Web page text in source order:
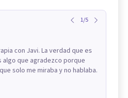
1/5
con Javi. La verdad que es
que agradezco porque
solo me miraba y no hablaba.